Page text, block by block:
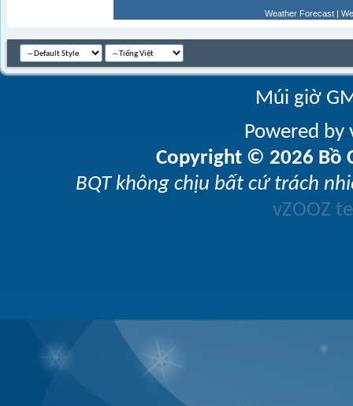
Weather Forecast |
Múi giờ
Powered
Copyright © 2026 Bồ
BQT không chịu bất cứ trách
vZOOZ